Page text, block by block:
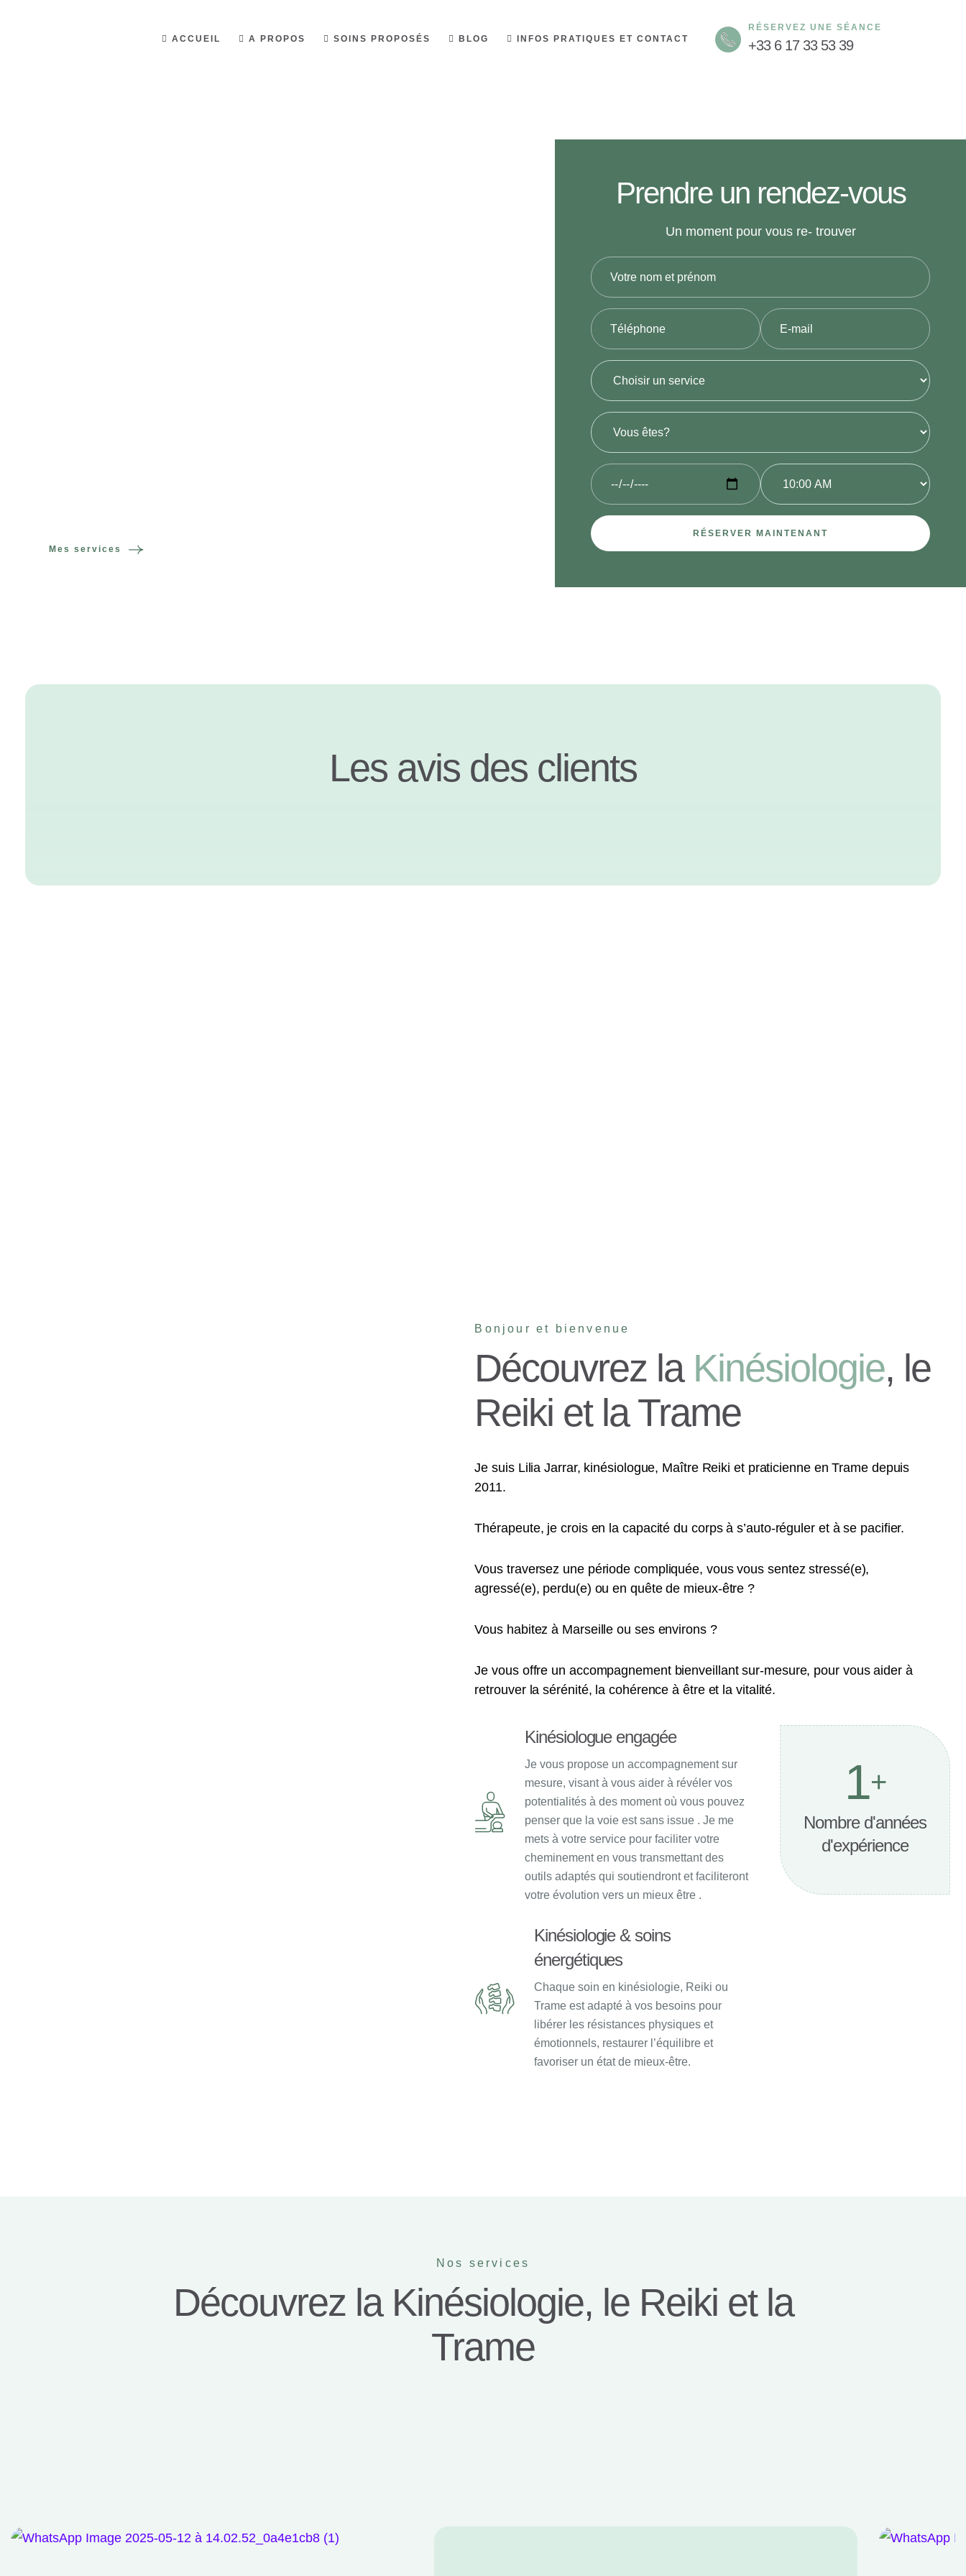
ACCUEIL A PROPOS SOINS PROPOSÉS BLOG INFOS PRATIQUES ET CONTACT
RÉSERVEZ UNE SÉANCE
+33 6 17 33 53 39
Mes services
Prendre un rendez-vous
Un moment pour vous re- trouver
RÉSERVER MAINTENANT
Les avis des clients
Bonjour et bienvenue
Découvrez la Kinésiologie, le
Reiki et la Trame
Je suis Lilia Jarrar, kinésiologue, Maître Reiki et praticienne en Trame depuis
2011.
Thérapeute, je crois en la capacité du corps à s’auto-réguler et à se pacifier.
Vous traversez une période compliquée, vous vous sentez stressé(e),
agressé(e), perdu(e) ou en quête de mieux-être ?
Vous habitez à Marseille ou ses environs ?
Je vous offre un accompagnement bienveillant sur-mesure, pour vous aider à
retrouver la sérénité, la cohérence à être et la vitalité.
Kinésiologue engagée
Je vous propose un accompagnement sur
mesure, visant à vous aider à révéler vos
potentialités à des moment où vous pouvez
penser que la voie est sans issue . Je me
mets à votre service pour faciliter votre
cheminement en vous transmettant des
outils adaptés qui soutiendront et faciliteront
votre évolution vers un mieux être .
Kinésiologie & soins
énergétiques
Chaque soin en kinésiologie, Reiki ou
Trame est adapté à vos besoins pour
libérer les résistances physiques et
émotionnels, restaurer l’équilibre et
favoriser un état de mieux-être.
1+
Nombre d'années
d'expérience
Nos services
Découvrez la Kinésiologie, le Reiki et la
Trame